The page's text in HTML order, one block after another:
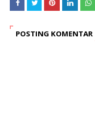
POSTING KOMENTAR